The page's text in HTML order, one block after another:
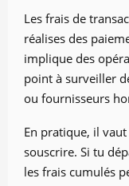
Les frais de
réalises des
implique des
point à surveiller
ou fournisseurs
En pratique, il
souscrire. Si tu
les frais cumulés